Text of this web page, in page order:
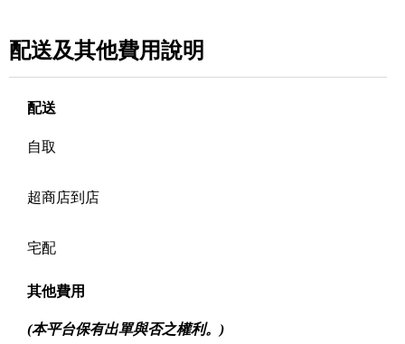
配送及其他費用說明
配送
自取
超商店到店
宅配
其他費用
(本平台保有出單與否之權利。)